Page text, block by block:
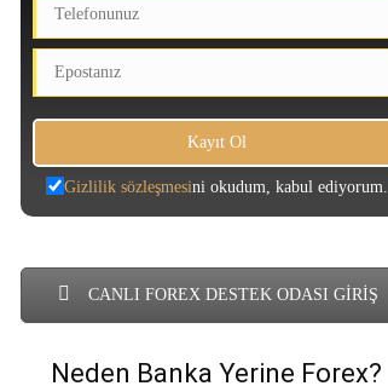
Gizlilik sözleşmesini okudum, kabul ediyorum.
CANLI FOREX DESTEK ODASI GİRİŞ
Neden Banka Yerine Forex?